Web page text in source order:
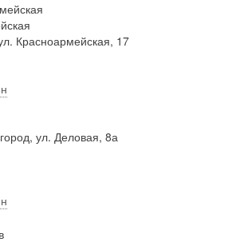
Красноармейская, 17
ул. Деловая, 8а